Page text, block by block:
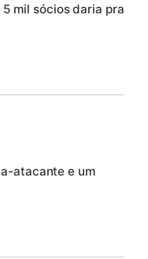
mil sócios daria pra
atacante e um